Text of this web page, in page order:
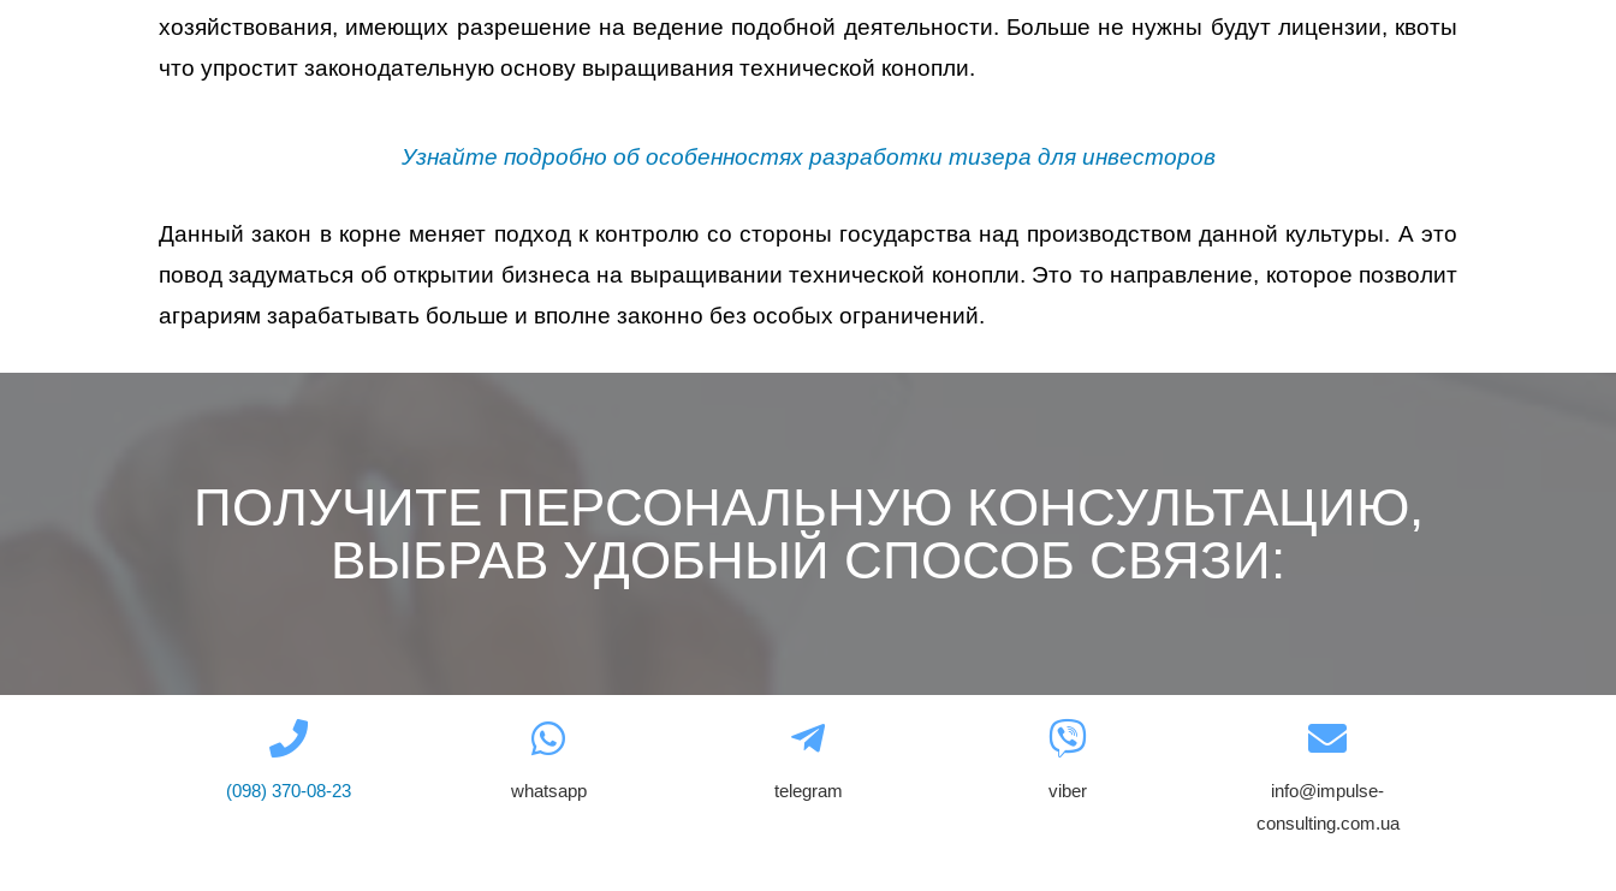
хозяйствования, имеющих разрешение на ведение подобной деятельности. Больше не нужны будут лицензии, квоты
что упростит законодательную основу выращивания технической конопли.
Узнайте подробно об особенностях разработки тизера для инвесторов
Данный закон в корне меняет подход к контролю со стороны государства над производством данной культуры. А это
повод задуматься об открытии бизнеса на выращивании технической конопли. Это то направление, которое позволит
аграриям зарабатывать больше и вполне законно без особых ограничений.
ПОЛУЧИТЕ ПЕРСОНАЛЬНУЮ КОНСУЛЬТАЦИЮ,
ВЫБРАВ УДОБНЫЙ СПОСОБ СВЯЗИ:
(098) 370-08-23 whatsapp telegram viber
info@impulse-
consulting.com.ua